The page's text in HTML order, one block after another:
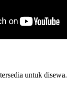
untuk disewa.